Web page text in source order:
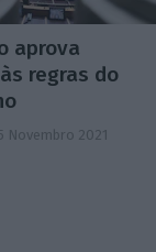
aprova
regras do
Novembro 2021